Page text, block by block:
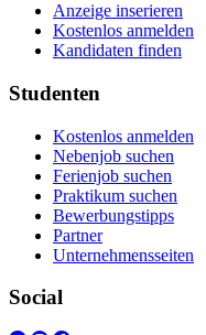
Anzeige inserieren
Kostenlos anmelden
Kandidaten finden
Studenten
Kostenlos anmelden
Nebenjob suchen
Ferienjob suchen
Praktikum suchen
Bewerbungstipps
Partner
Unternehmensseiten
Social